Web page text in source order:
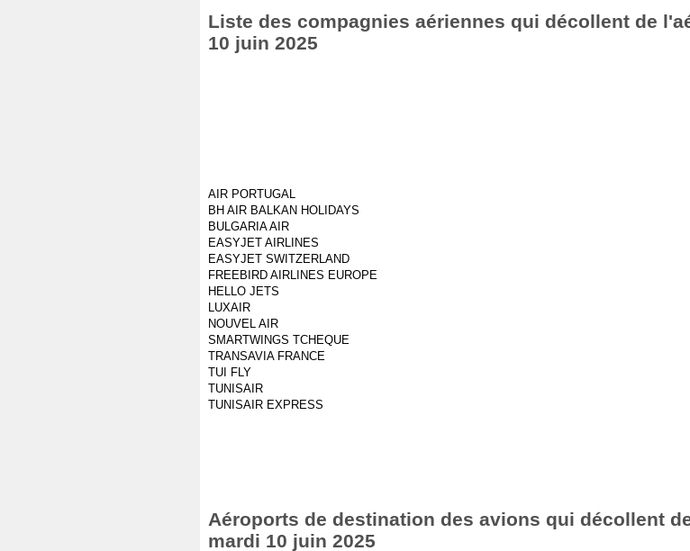
Liste des compagnies aériennes qui décollent de
10 juin 2025
AIR PORTUGAL
BH AIR BALKAN HOLIDAYS
BULGARIA AIR
EASYJET AIRLINES
EASYJET SWITZERLAND
FREEBIRD AIRLINES EUROPE
HELLO JETS
LUXAIR
NOUVEL AIR
SMARTWINGS TCHEQUE
TRANSAVIA FRANCE
TUI FLY
TUNISAIR
TUNISAIR EXPRESS
Aéroports de destination des avions qui décollent
mardi 10 juin 2025